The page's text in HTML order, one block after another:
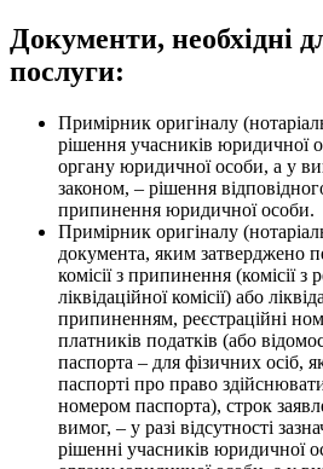
Документи, необхідні
послуги:
Примірник оригіналу
рішення учасників юридичної
органу юридичної особи, а у
законом, – рішення
припинення юридичної особи.
Примірник оригіналу
документа, яким затверджено
комісії з припинення (комісії з
ліквідаційної комісії) або
припиненням, реєстраційні
платників податків (або
паспорта – для фізичних осіб,
паспорті про право
номером паспорта), строк
вимог, – у разі відсутності
рішенні учасників юридичної